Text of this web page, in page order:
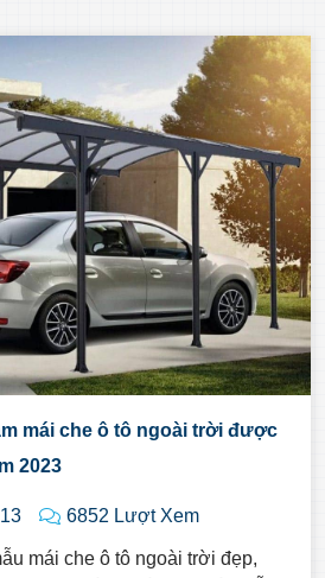
mái che ô tô ngoài trời được
2023
6852 Lượt Xem
mái che ô tô ngoài trời đẹp,